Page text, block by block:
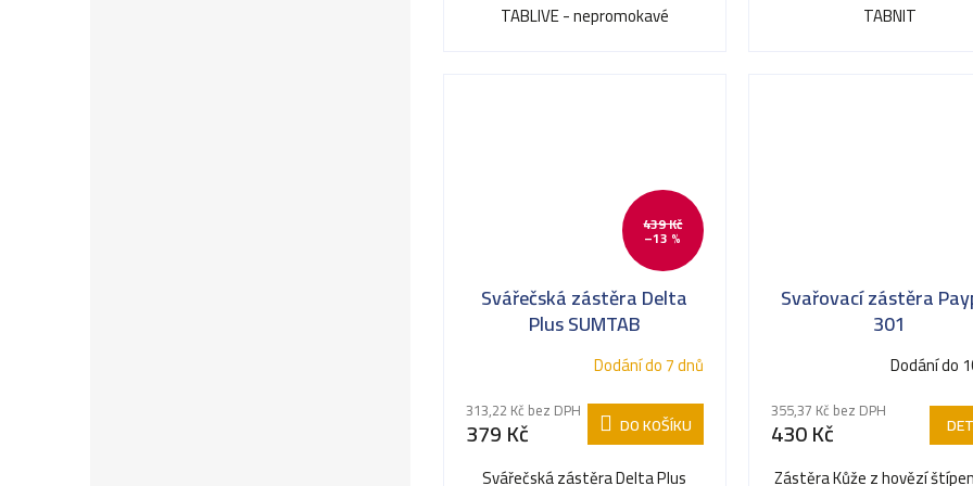
TABLIVE - nepromokavé
TABNIT
439 Kč
–13 %
Svářečská zástěra Delta
Plus SUMTAB
Dodání do 7 dnů
313,22 Kč bez DPH
379 Kč DO KOŠÍKU
Svářečská zástěra Delta Plus
Svařovací zástěra
301
Dodání do
355,37 Kč bez DPH
430 Kč
Zástěra Kůže z hovězí